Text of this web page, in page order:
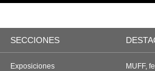
SECCIONES
Exposiciones
MUFF,